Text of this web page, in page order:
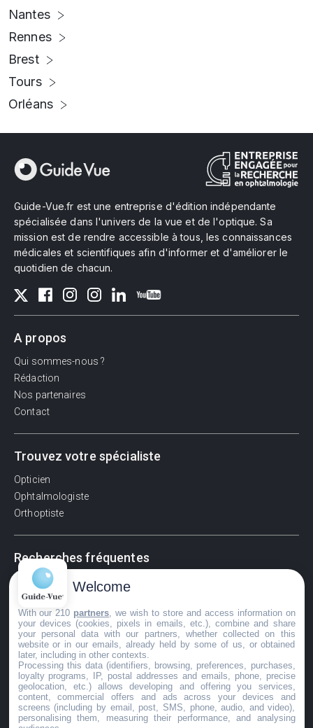
Nantes
Rennes
Brest
Tours
Orléans
Guide-Vue.fr est une entreprise d'édition indépendante
spécialisée dans l'univers de la vue et de l'optique. Sa
mission est de rendre accessible à tous, les connaissances
médicales et scientifiques afin d'informer et d'améliorer le
quotidien de chacun.
A propos
Qui sommes-nous ?
Rédaction
Nos partenaires
Contact
Trouvez votre spécialiste
Opticien
Ophtalmologiste
Orthoptiste
Recherches fréquentes
Pathologies adultes
Signes d'une urgence ophtalmologique
La vision
Acuité visuelle
Myosis / mydriase
Œdème oculaire
©GuideVue2024
Welcome
With our 210 partners , we wish to store and access information on
your devices (cookies, pixels in emails, etc.), combine and share
your personal data with our partners, whether collected on this
website or in our emails, already held by some of us, or obtained
later, including in other contexts.
Processing this data (identifiers, browsing, preferences, purchases,
loyalty programs, IP, postal addresses and emails, phone, precise
geolocation, etc.) allows developing and offering you services,
content, commercial offers and ads across your devices and
screens (including by email, post, SMS, phone, audio, and video),
personalising them, measuring their performance, and analysing